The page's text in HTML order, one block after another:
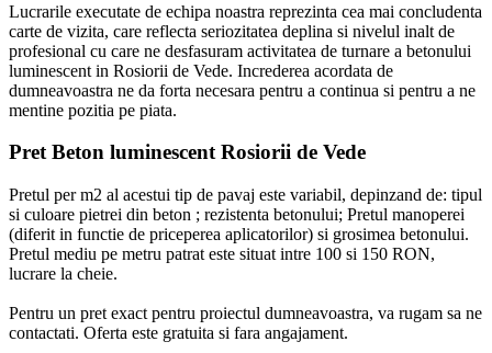
Lucrarile executate de echipa noastra reprezinta cea mai concludenta
carte de vizita, care reflecta seriozitatea deplina si nivelul inalt de
profesional cu care ne desfasuram activitatea de turnare a betonului
luminescent in Rosiorii de Vede. Increderea acordata de
dumneavoastra ne da forta necesara pentru a continua si pentru a ne
mentine pozitia pe piata.
Pret Beton luminescent Rosiorii de Vede
Pretul per m2 al acestui tip de pavaj este variabil, depinzand de: tipul
si culoare pietrei din beton ; rezistenta betonului; Pretul manoperei
(diferit in functie de priceperea aplicatorilor) si grosimea betonului.
Pretul mediu pe metru patrat este situat intre 100 si 150 RON,
lucrare la cheie.
Pentru un pret exact pentru proiectul dumneavoastra, va rugam sa ne
contactati. Oferta este gratuita si fara angajament.